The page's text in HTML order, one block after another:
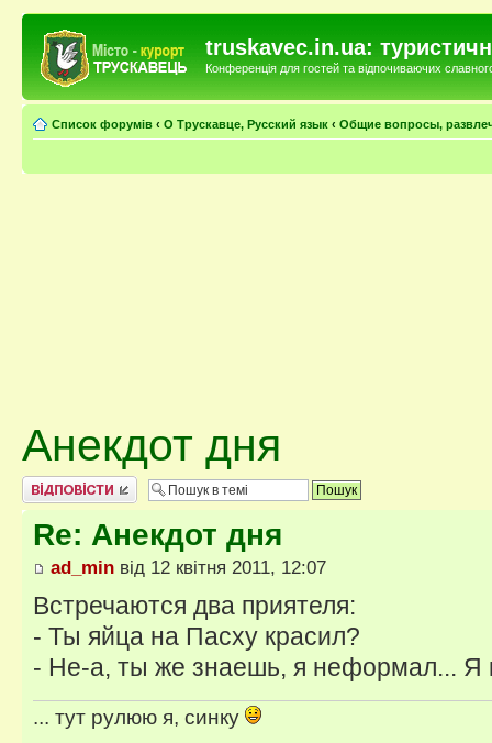
truskavec.in.ua:
Конференція для гостей та відпочиваючих
Список форумів ‹ О Трускавце, Русский язык ‹ Общие вопросы,
Анекдот дня
Відповісти
Re: Анекдот дня
ad_min від 12 квітня 2011, 12:07
Встречаются два приятеля:
- Ты яйца на Пасху красил?
- Не-а, ты же знаешь, я неформал... Я
... тут рулюю я, синку